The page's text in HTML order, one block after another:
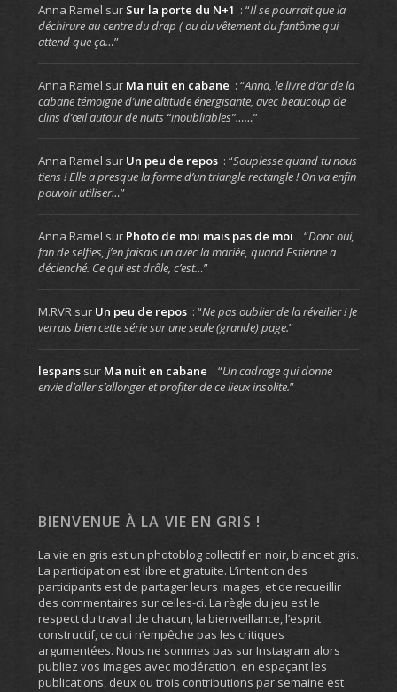
Anna Ramel sur Sur la porte du N+1 : “Il se pourrait que la
déchirure au centre du drap ( ou du vêtement du fantôme qui
attend que ça…”
Anna Ramel sur Ma nuit en cabane : “Anna, le livre d’or de la
cabane témoigne d’une altitude énergisante, avec beaucoup de
clins d’œil autour de nuits “inoubliables”……”
Anna Ramel sur Un peu de repos : “Souplesse quand tu nous
tiens ! Elle a presque la forme d’un triangle rectangle ! On va enfin
pouvoir utiliser…”
Anna Ramel sur Photo de moi mais pas de moi : “Donc oui,
fan de selfies, j’en faisais un avec la mariée, quand Estienne a
déclenché. Ce qui est drôle, c’est…”
M.RVRsur Un peu de repos : “Ne pas oublier de la réveiller ! Je
verrais bien cette série sur une seule (grande) page.”
lespanssur Ma nuit en cabane : “Un cadrage qui donne
envie d’aller s’allonger et profiter de ce lieux insolite.”
BIENVENUE À LA VIE EN GRIS !
La vie en gris est un photoblog collectif en noir, blanc et gris.
La participation est libre et gratuite. L’intention des
participants est de partager leurs images, et de recueillir
des commentaires sur celles-ci. La règle du jeu est le
respect du travail de chacun, la bienveillance, l’esprit
constructif, ce qui n’empêche pas les critiques
argumentées. Nous ne sommes pas sur Instagram alors
publiez vos images avec modération, en espaçant les
publications, deux ou trois contributions par semaine est